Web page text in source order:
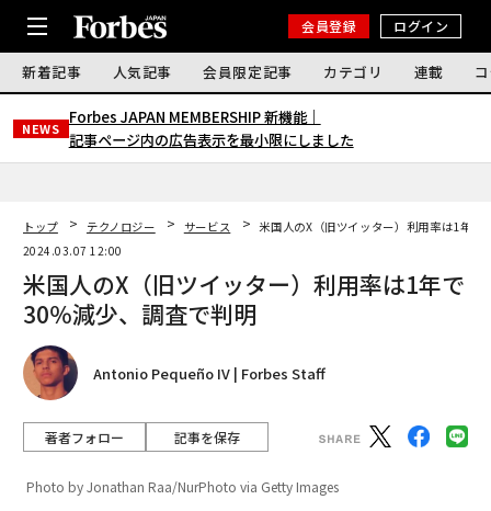
会員登録 ログイン
新着記事 人気記事 会員限定記事 カテゴリ 連載
NEWS
Forbes JAPAN MEMBERSHIP 新機能｜
記事ページ内の広告表示を最小限にしました
トップ テクノロジー サービス
米国人のX（旧ツイッター）利用率は1年で
2024.03.07 12:00
米国人のX（旧ツイッター）利用率は1年で
30％減少、調査で判明
Antonio Pequeño IV | Forbes Staff
著者フォロー 記事を保存
Photo by Jonathan Raa/NurPhoto via Getty Images